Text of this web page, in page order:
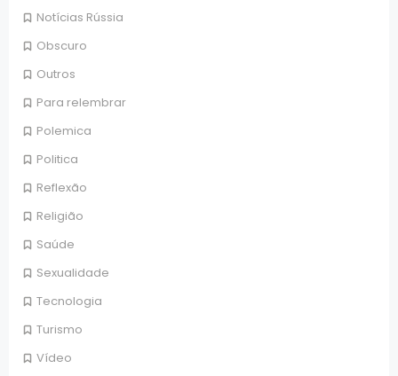
Notícias Rússia
Obscuro
Outros
Para relembrar
Polemica
Politica
Reflexão
Religião
Saúde
Sexualidade
Tecnologia
Turismo
Vídeo